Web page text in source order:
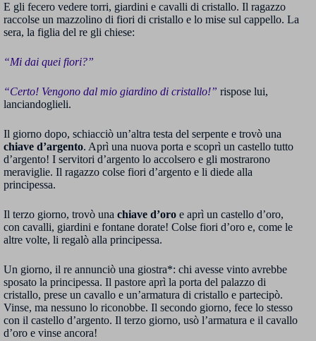
E gli fecero vedere torri, giardini e cavalli di cristallo. Il ragazzo
raccolse un mazzolino di fiori di cristallo e lo mise sul cappello. La
sera, la figlia del re gli chiese:
“Mi dai quei fiori?”
“Certo! Vengono dal mio giardino di cristallo!” rispose lui,
lanciandoglieli.
Il giorno dopo, schiacciò un’altra testa del serpente e trovò una
chiave d’argento. Aprì una nuova porta e scoprì un castello tutto
d’argento! I servitori d’argento lo accolsero e gli mostrarono
meraviglie. Il ragazzo colse fiori d’argento e li diede alla
principessa.
Il terzo giorno, trovò una chiave d’oro e aprì un castello d’oro,
con cavalli, giardini e fontane dorate! Colse fiori d’oro e, come le
altre volte, li regalò alla principessa.
Un giorno, il re annunciò una giostra*: chi avesse vinto avrebbe
sposato la principessa. Il pastore aprì la porta del palazzo di
cristallo, prese un cavallo e un’armatura di cristallo e partecipò.
Vinse, ma nessuno lo riconobbe. Il secondo giorno, fece lo stesso
con il castello d’argento. Il terzo giorno, usò l’armatura e il cavallo
d’oro e vinse ancora!